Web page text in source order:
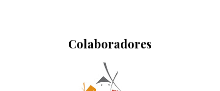
Colaboradores